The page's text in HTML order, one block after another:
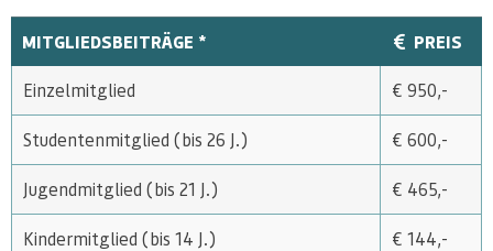
MITGLIEDSBEITRÄGE * PREIS
Einzelmitglied € 950,-
Studentenmitglied (bis 26 J.) € 600,-
Jugendmitglied (bis 21 J.) € 465,-
Kindermitglied (bis 14 J.) € 144,-